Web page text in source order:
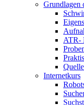
Grundlagen
ATR-
Internetkurs